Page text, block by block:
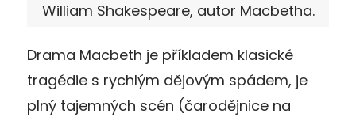
William Shakespeare, autor Macbetha.
Drama Macbeth je příkladem klasické
tragédie s rychlým dějovým spádem, je
plný tajemných scén (čarodějnice na